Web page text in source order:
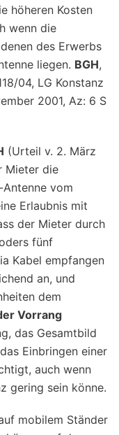
höheren Kosten
wenn die
des Erwerbs
liegen. BGH,
04, LG Konstanz
2001, Az: 6 S
(Urteil v. 2. März
Mieter die
vom
Erlaubnis mit
der Mieter durch
fünf
Kabel empfangen
an, und
dem
Vorrang
das Gesamtbild
Einbringen einer
auch wenn
gering sein könne.
mobilem Ständer